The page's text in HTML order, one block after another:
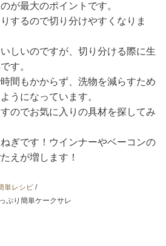
が最大のポイントです。
するので切り分けやすくなりま
しいのですが、切り分ける際に生
す。
間もかからず、洗物を減らすため
うになっています。
のでお気に入りの具材を探してみ
ぎです！ウインナーやベーコンの
えが増します！
単レシピ /
ぷり簡単ケークサレ